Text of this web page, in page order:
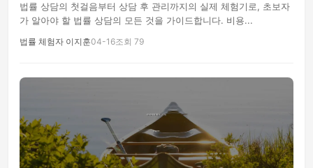
법률 상담의 첫걸음부터 상담 후 관리까지의 실제 체험기로, 초보자
가 알아야 할 법률 상담의 모든 것을 가이드합니다. 비용...
법률 체험자 이지훈04-16조회 79